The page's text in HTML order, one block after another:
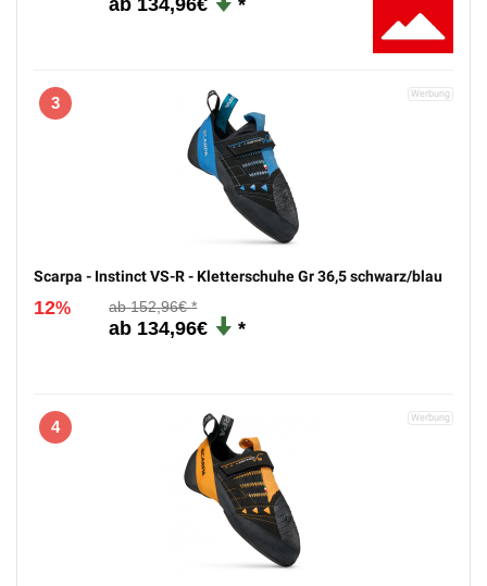
3
Scarpa - Instinct VS-R - Kletterschuhe Gr 36,5 schwarz/blau
12% 152,96€
134,96€
4